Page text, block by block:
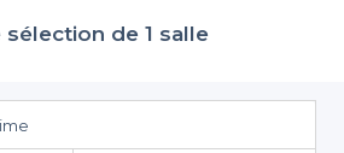
sélection de 1 salle